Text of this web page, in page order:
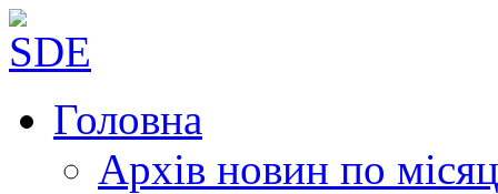
Головна
Архів новин по